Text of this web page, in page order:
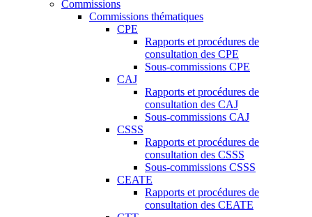
Commissions
Commissions thématiques
CPE
Rapports et procédures de
consultation des CPE
Sous-commissions CPE
CAJ
Rapports et procédures de
consultation des CAJ
Sous-commissions CAJ
CSSS
Rapports et procédures de
consultation des CSSS
Sous-commissions CSSS
CEATE
Rapports et procédures de
consultation des CEATE